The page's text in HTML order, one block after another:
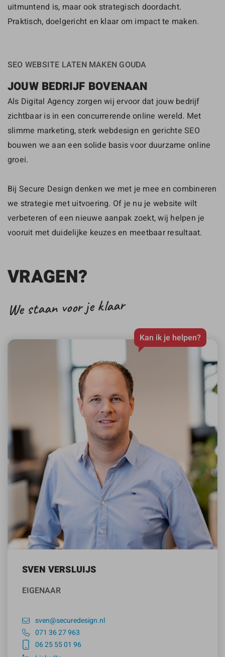
uitmuntend is, maar ook strategisch doordacht.
Praktisch, doelgericht en klaar om impact te maken.
SEO WEBSITE LATEN MAKEN GOUDA
JOUW BEDRIJF BOVENAAN
Als Digital Agency zorgen wij ervoor dat jouw bedrijf
zichtbaar is in een concurrerende online wereld. Met
slimme marketing, sterk webdesign en gerichte SEO
bouwen we aan een solide basis voor duurzame online
groei.
Bij Secure Design denken we met je mee en combineren
we strategie met uitvoering. Of je nu je website wilt
verbeteren of een nieuwe aanpak zoekt, wij helpen je
vooruit met duidelijke keuzes en meetbaar resultaat.
Kan ik je helpen?
SVEN VERSLUIJS
EIGENAAR
sven@securedesign.nl
071 36 27 963
06 25 55 01 96
VRAGEN?
We staan voor je klaar